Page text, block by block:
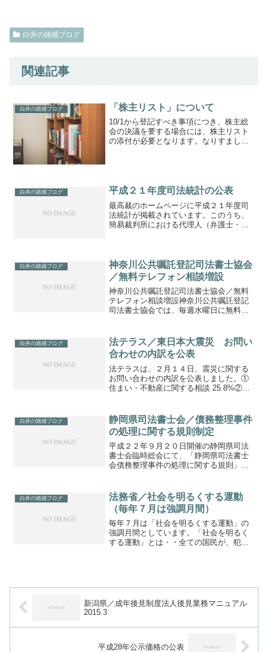
白井の雑感ブログ
関連記事
白井の雑感ブログ 「株主リスト」について
10/1から登記すべき事項につき、株主総
会の決議を要する場合には、株主リスト
の添付が必要となります。なりすましな
白井の雑感ブログ 平成２１年度司法統計の公表
最高裁のホームページに平成２１年度司
法統計が掲載されています。このうち、
簡易裁判所における代理人（弁護士・司
護士関与率も約１８％とな...
白井の雑感ブログ
神奈川公共嘱託登記司法書士協会
／無料テレフォン相談増設
神奈川公共嘱託登記司法書士協会／無料
テレフォン相談増設神奈川公共嘱託登記
司法書士協会では、毎週水曜日に無料テ
報告によると、平成２６年０月１日～平
成２７年３月３１日の間で...
白井の雑感ブログ
法テラス／東日本大震災 お問い
合わせの内訳を公表
法テラスは、２月１４日、震災に関する
お問い合わせの内訳を公表しました。①
住まい・不動産に関する相談 25.8%②生
する相談 11.3%⑤労働に関する相談 1...
白井の雑感ブログ
静岡県司法書士会／債務整理事件
の処理に関する規則制定
平成２２年９月２０日開催の静岡県司法
書士会臨時総会にて、「静岡県司法書士
会債務整理事件の処理に関する規則」を
だきました債務整理事件手続が何ら変わ
るものではなく、明文化し...
白井の雑感ブログ
法務省／社会を明るくする運動
（毎年７月は強調月間）
毎年７月は「社会を明るくする運動」の
強調月間としています。「社会を明るく
する運動」とは・・全ての国民が、犯罪
新潟県／成年後見制度法人後見業務マニュアル
2015.3
平成28年公示価格の公表